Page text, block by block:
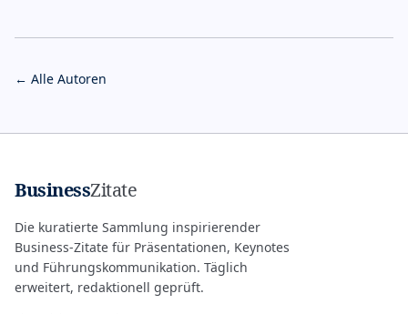
← Alle Autoren
BusinessZitate
Die kuratierte Sammlung inspirierender
Business-Zitate für Präsentationen, Keynotes
und Führungskommunikation. Täglich
erweitert, redaktionell geprüft.